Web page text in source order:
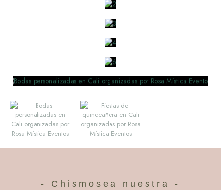
- Chismosea nuestra -